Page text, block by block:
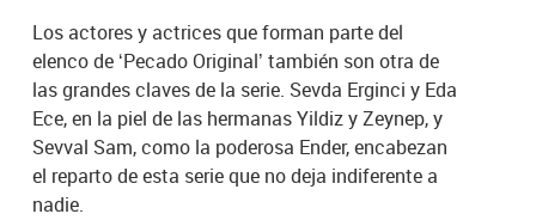
Los actores y actrices que forman parte del
elenco de ‘Pecado Original’ también son otra de
las grandes claves de la serie. Sevda Erginci y Eda
Ece, en la piel de las hermanas Yildiz y Zeynep, y
Sevval Sam, como la poderosa Ender, encabezan
el reparto de esta serie que no deja indiferente a
nadie.